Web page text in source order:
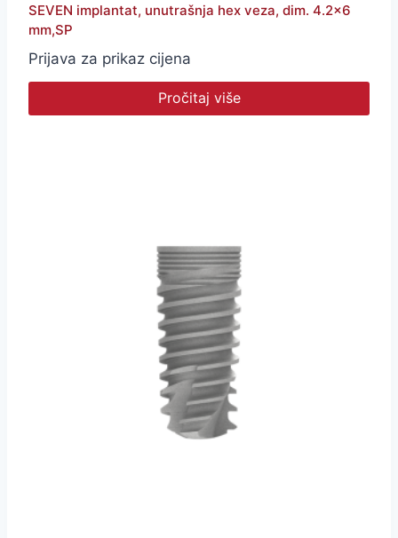
SEVEN implantat, unutrašnja hex veza, dim. 4.2×6
mm,SP
Prijava za prikaz cijena
Pročitaj više